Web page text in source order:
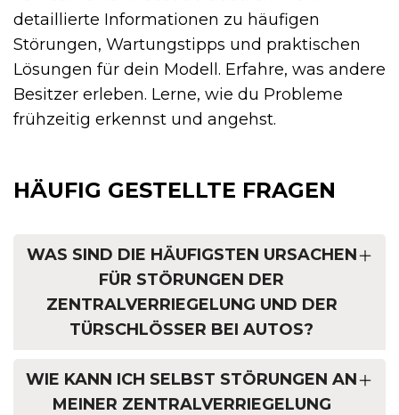
detaillierte Informationen zu häufigen
Störungen, Wartungstipps und praktischen
Lösungen für dein Modell. Erfahre, was andere
Besitzer erleben. Lerne, wie du Probleme
frühzeitig erkennst und angehst.
HÄUFIG GESTELLTE FRAGEN
WAS SIND DIE HÄUFIGSTEN URSACHEN
FÜR STÖRUNGEN DER
ZENTRALVERRIEGELUNG UND DER
TÜRSCHLÖSSER BEI AUTOS?
WIE KANN ICH SELBST STÖRUNGEN AN
MEINER ZENTRALVERRIEGELUNG